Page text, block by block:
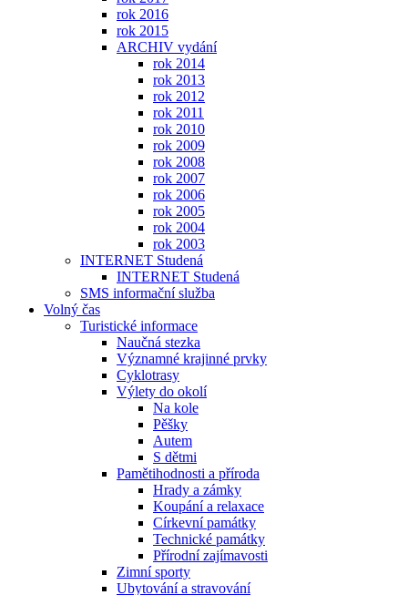
rok 2016
rok 2015
ARCHIV vydání
rok 2014
rok 2013
rok 2012
rok 2011
rok 2010
rok 2009
rok 2008
rok 2007
rok 2006
rok 2005
rok 2004
rok 2003
INTERNET Studená
INTERNET Studená
SMS informační služba
Volný čas
Turistické informace
Naučná stezka
Významné krajinné prvky
Cyklotrasy
Výlety do okolí
Na kole
Pěšky
Autem
S dětmi
Pamětihodnosti a příroda
Hrady a zámky
Koupání a relaxace
Církevní památky
Technické památky
Přírodní zajímavosti
Zimní sporty
Ubytování a stravování